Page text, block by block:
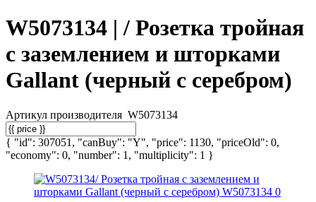
W5073134 | / Розетка тройная
с заземлением и шторками
Gallant (черный с серебром)
Артикул производителя W5073134
{ "id": 307051, "canBuy": "Y", "price": 1130, "priceOld": 0,
"economy": 0, "number": 1, "multiplicity": 1 }